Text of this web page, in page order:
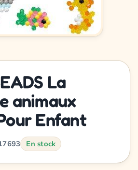
La
animaux
Enfant
En stock